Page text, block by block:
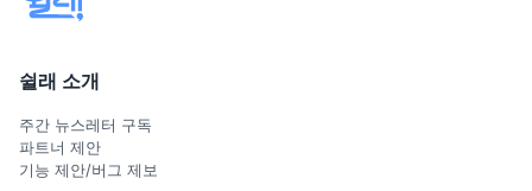
쉴래 소개
주간 뉴스레터 구독
파트너 제안
기능 제안/버그 제보